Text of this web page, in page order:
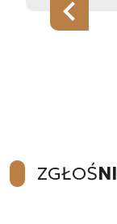
ZGŁOŚ